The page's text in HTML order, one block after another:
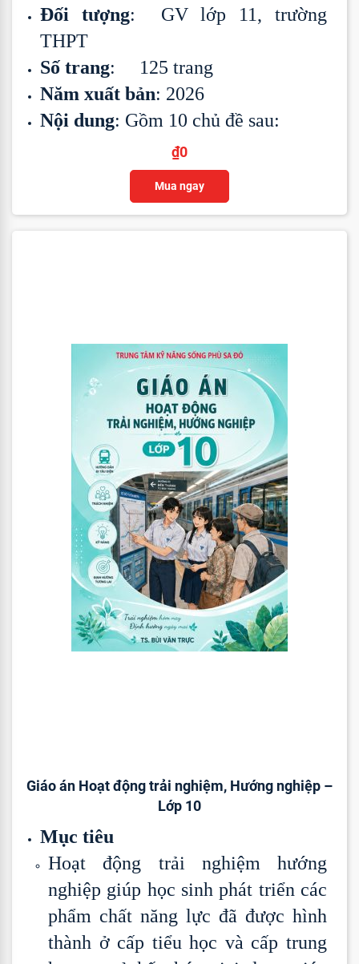
Đối tượng: GV lớp 11, trường
THPT
Số trang: 125 trang
Năm xuất bản: 2026
Nội dung: Gồm 10 chủ đề sau:
₫0
Mua ngay
Giáo án Hoạt động trải nghiệm, Hướng nghiệp –
Lớp 10
Mục tiêu
Hoạt động trải nghiệm hướng
nghiệp giúp học sinh phát triển các
phẩm chất năng lực đã được hình
thành ở cấp tiểu học và cấp trung